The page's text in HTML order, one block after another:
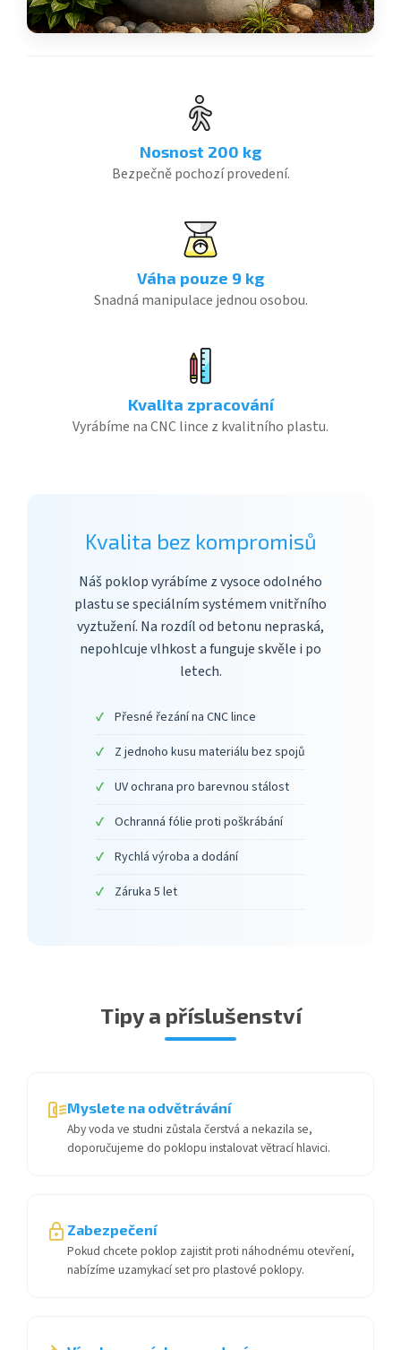
Nosnost 200 kg
Bezpečně pochozí provedení.
Váha pouze 9 kg
Snadná manipulace jednou osobou.
Kvalita zpracování
Vyrábíme na CNC lince z kvalitního plastu.
Kvalita bez kompromisů
Náš poklop vyrábíme z vysoce odolného
plastu se speciálním systémem vnitřního
vyztužení. Na rozdíl od betonu nepraská,
nepohlcuje vlhkost a funguje skvěle i po
letech.
Přesné řezání na CNC lince
Z jednoho kusu materiálu bez spojů
UV ochrana pro barevnou stálost
Ochranná fólie proti poškrábání
Rychlá výroba a dodání
Záruka 5 let
Tipy a příslušenství
Myslete na odvětrávání
Aby voda ve studni zůstala čerstvá a nekazila se,
doporučujeme do poklopu instalovat větrací hlavici.
Zabezpečení
Pokud chcete poklop zajistit proti náhodnému otevření,
nabízíme uzamykací set pro plastové poklopy.